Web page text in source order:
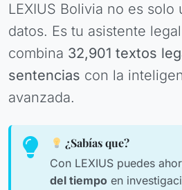
LEXIUS Bolivia no es solo
datos. Es tu asistente
combina 32,901 textos
sentencias con la
avanzada.
¿Sabías que?
Con LEXIUS puedes
del tiempo en